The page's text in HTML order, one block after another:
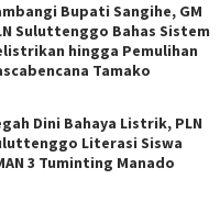
Bupati Sangihe, GM
Suluttenggo Bahas Sistem
hingga Pemulihan
Tamako
Dini Bahaya Listrik, PLN
Literasi Siswa
3 Tuminting Manado